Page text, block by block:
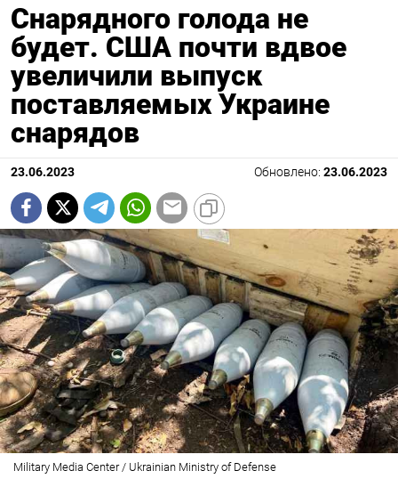
Снарядного голода не
будет. США почти вдвое
увеличили выпуск
поставляемых Украине
снарядов
23.06.2023 Обновлено: 23.06.2023
Military Media Center / Ukrainian Ministry of Defense